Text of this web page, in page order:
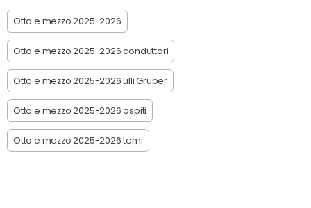
Otto e mezzo 2025-2026
Otto e mezzo 2025-2026 conduttori
Otto e mezzo 2025-2026 Lilli Gruber
Otto e mezzo 2025-2026 ospiti
Otto e mezzo 2025-2026 temi